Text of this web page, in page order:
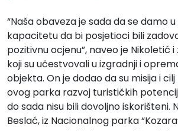
“Naša obaveza je sada da se damo
kapacitetu da bi posjetioci bili
pozitivnu ocjenu”, naveo je Nikoletić
koji su učestvovali u izgradnji i
objekta. On je dodao da su misija i
ovog parka razvoj turističkih
do sada nisu bili dovoljno iskorišteni.
Beslać, iz Nacionalnog parka